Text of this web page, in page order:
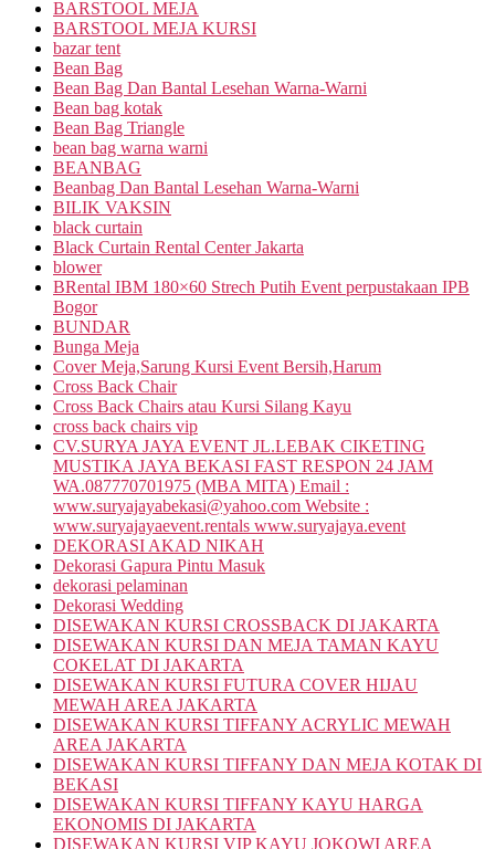
BARSTOOL MEJA
BARSTOOL MEJA KURSI
bazar tent
Bean Bag
Bean Bag Dan Bantal Lesehan Warna-Warni
Bean bag kotak
Bean Bag Triangle
bean bag warna warni
BEANBAG
Beanbag Dan Bantal Lesehan Warna-Warni
BILIK VAKSIN
black curtain
Black Curtain Rental Center Jakarta
blower
BRental IBM 180×60 Strech Putih Event perpustakaan IPB
Bogor
BUNDAR
Bunga Meja
Cover Meja,Sarung Kursi Event Bersih,Harum
Cross Back Chair
Cross Back Chairs atau Kursi Silang Kayu
cross back chairs vip
CV.SURYA JAYA EVENT JL.LEBAK CIKETING
MUSTIKA JAYA BEKASI FAST RESPON 24 JAM
WA.087770701975 (MBA MITA) Email :
www.suryajayabekasi@yahoo.com Website :
www.suryajayaevent.rentals www.suryajaya.event
DEKORASI AKAD NIKAH
Dekorasi Gapura Pintu Masuk
dekorasi pelaminan
Dekorasi Wedding
DISEWAKAN KURSI CROSSBACK DI JAKARTA
DISEWAKAN KURSI DAN MEJA TAMAN KAYU
COKELAT DI JAKARTA
DISEWAKAN KURSI FUTURA COVER HIJAU
MEWAH AREA JAKARTA
DISEWAKAN KURSI TIFFANY ACRYLIC MEWAH
AREA JAKARTA
DISEWAKAN KURSI TIFFANY DAN MEJA KOTAK DI
BEKASI
DISEWAKAN KURSI TIFFANY KAYU HARGA
EKONOMIS DI JAKARTA
DISEWAKAN KURSI VIP KAYU JOKOWI AREA